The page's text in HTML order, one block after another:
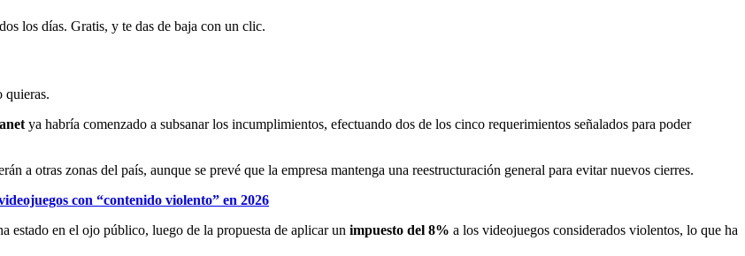
los días. Gratis, y te das de baja con un clic.
quieras.
ya habría comenzado a subsanar los incumplimientos, efectuando dos de los cinco requerimientos señalados para poder
a otras zonas del país, aunque se prevé que la empresa mantenga una reestructuración general para evitar nuevos cierres.
con “contenido violento” en 2026
estado en el ojo público, luego de la propuesta de aplicar un impuesto del 8% a los videojuegos considerados violentos, lo que ha